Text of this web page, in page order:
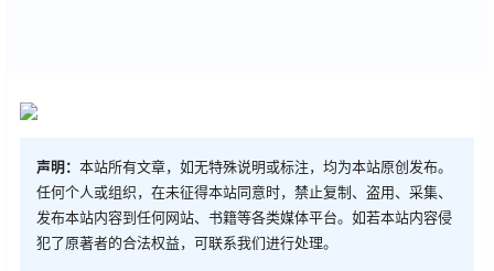
声明： 本站所有文章，如无特殊说明或标注，均为本站原创发布。
任何个人或组织，在未征得本站同意时，禁止复制、盗用、采集、
发布本站内容到任何网站、书籍等各类媒体平台。如若本站内容侵
犯了原著者的合法权益，可联系我们进行处理。